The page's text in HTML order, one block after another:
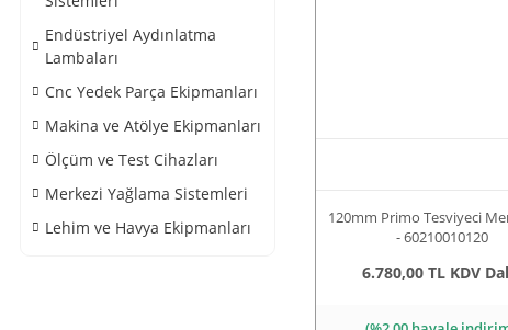
Endüstriyel Aydınlatma
Lambaları
Cnc Yedek Parça Ekipmanları
Makina ve Atölye Ekipmanları
Ölçüm ve Test Cihazları
Merkezi Yağlama Sistemleri
Lehim ve Havya Ekipmanları
120mm Primo Tesviyeci
- 60210010120
6.780,00 TL KDV